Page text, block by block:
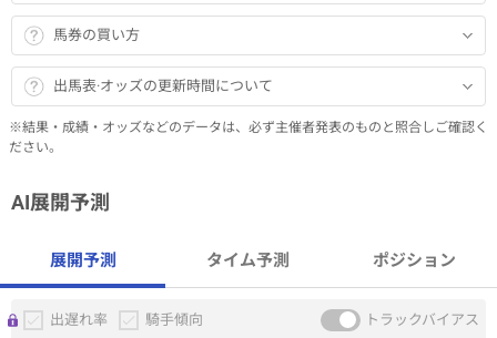
馬券の買い方
出馬表·オッズの更新時間について
※結果・成績・オッズなどのデータは、必ず主催者発表のものと照合しご確認く
ださい。
AI展開予測
展開予測 タイム予測 ポジション
出遅れ率 騎手傾向 トラックバイアス